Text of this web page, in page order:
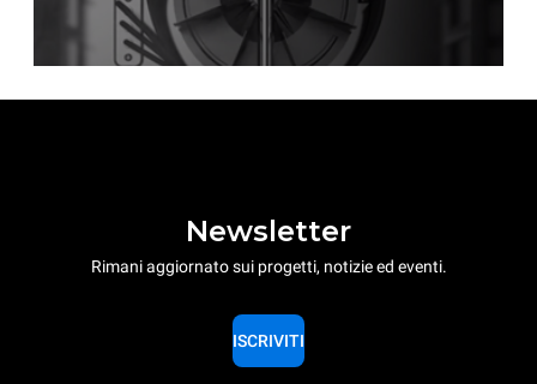
Newsletter
Rimani aggiornato sui progetti, notizie ed eventi.
ISCRIVITI